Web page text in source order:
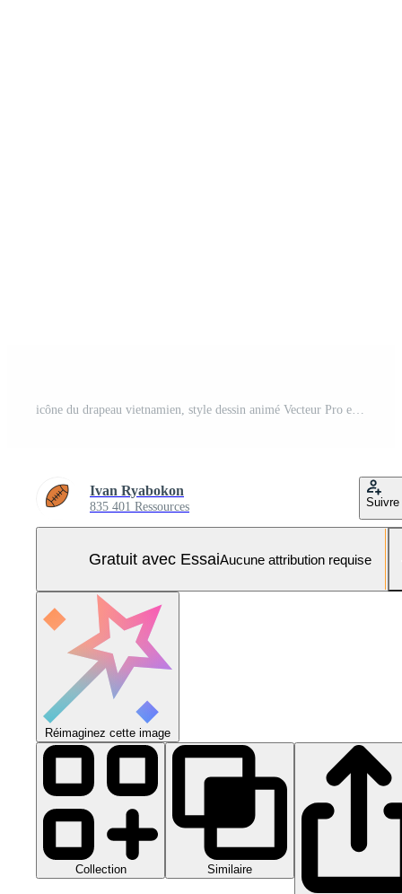
icône du drapeau vietnamien, style dessin animé Vecteur Pro et SVG Pro
Ivan Ryabokon
835 401 Ressources Suivre
Gratuit avec EssaiAucune attribution requise
Réimaginez cette image
Collection Similaire